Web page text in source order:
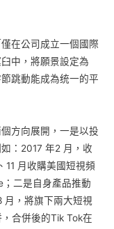
在公司成立一個國際
中，將願景設定為
跳動能成為统一的平
方向展開，一是以投
：2017 年2 月，收
11 月收購美國短視頻
二是自身產品推動
月，將旗下兩大短視
合併後的Tik Tok在